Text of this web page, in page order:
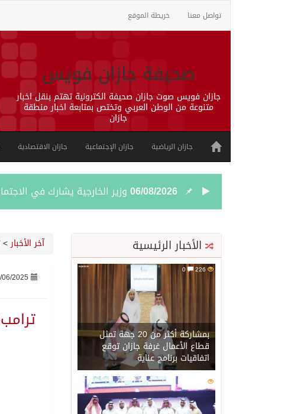
تواصل معنا خريطة الموقع
صحيفة جازان فويس
جازان فويس صوت جازان صحيفة الكترونية تهتم بنقل اخبار
متنوعة من الوطن العربي وتختص بمتابعة اخبار منطقة
جازان
جازان الرياضية جازان الإجتماعية جازان الاقتصادية
06/08/2026 وزير الخارجية يشارك في
06/08/2026مهرجان ولي العهد للهجن في نسخته
06/08/2026مجلس الشورى يشارك في اجتماع
06/08/2026اجتماع دعم القدس يطلق تحركًا
06/08/2026وزير الخارجية يجدد موقف
05/08/2026الملك سلمان يوافق على منح وسام الملك
الأخبار الرئيسية
226
بمشاركة أكثر من 20 جهة تمثل
قطاع الأعمال غرفة جازان توقع
اتفاقيات برنامج عناية
201
آخر الأخبار>
2025